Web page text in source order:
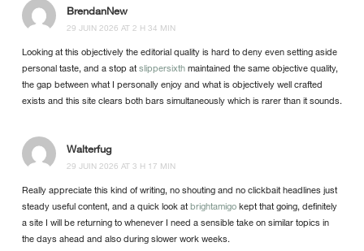
BrendanNew
29 JUIN 2026 AT 2 H 34 MIN
Looking at this objectively the editorial quality is hard to deny even setting aside
personal taste, and a stop atslippersixthmaintained the same objective quality,
the gap between what I personally enjoy and what is objectively well crafted
exists and this site clears both bars simultaneously which is rarer than it sounds.
Walterfug
29 JUIN 2026 AT 3 H 17 MIN
Really appreciate this kind of writing, no shouting and no clickbait headlines just
steady useful content, and a quick look atbrightamigokept that going, definitely
a site I will be returning to whenever I need a sensible take on similar topics in
the days ahead and also during slower work weeks.